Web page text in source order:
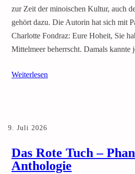
zur Zeit der minoischen Kultur, auch
gehört dazu. Die Autorin hat sich mit
Charlotte Fondraz: Eure Hoheit, Sie
Mittelmeer beherrscht. Damals
Weiterlesen
9. Juli 2026
Das Rote Tuch –
Anthologie